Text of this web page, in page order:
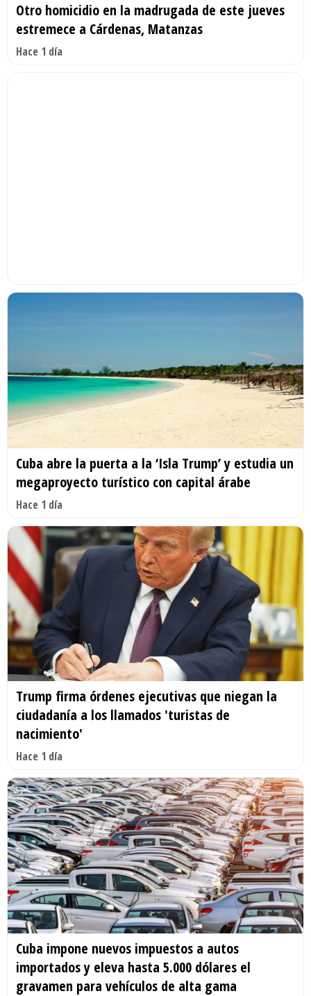
Otro homicidio en la madrugada de este jueves
estremece a Cárdenas, Matanzas
Hace 1 día
Cuba abre la puerta a la ‘Isla Trump’ y estudia un
megaproyecto turístico con capital árabe
Hace 1 día
Trump firma órdenes ejecutivas que niegan la
ciudadanía a los llamados 'turistas de
nacimiento'
Hace 1 día
Cuba impone nuevos impuestos a autos
importados y eleva hasta 5.000 dólares el
gravamen para vehículos de alta gama